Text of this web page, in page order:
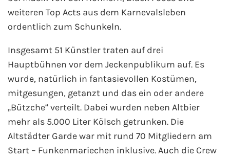
weiteren Top Acts aus dem Karnevalsleben
ordentlich zum Schunkeln.
Insgesamt 51 Künstler traten auf drei
Hauptbühnen vor dem Jeckenpublikum auf. Es
wurde, natürlich in fantasievollen Kostümen,
mitgesungen, getanzt und das ein oder andere
„Bützche“ verteilt. Dabei wurden neben Altbier
mehr als 5.000 Liter Kölsch getrunken. Die
Altstädter Garde war mit rund 70 Mitgliedern am
Start – Funkenmariechen inklusive. Auch die Crew